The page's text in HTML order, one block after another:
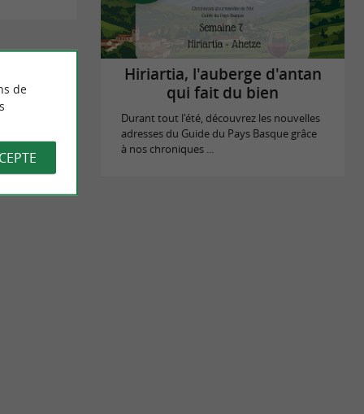
Hiriartia, l'auberge d'antan
qui fait du bien
Durant tout l'été, découvrez les nouvelles
adresses du Guide du Pays Basque grâce
à nos chroniques ...
de